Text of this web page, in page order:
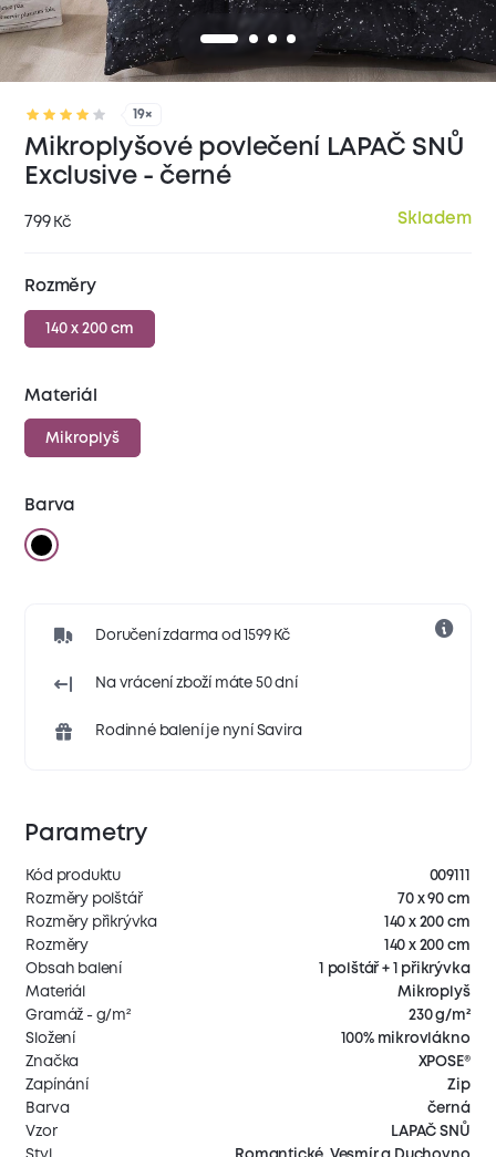
19×
Mikroplyšové povlečení LAPAČ SNŮ
Exclusive - černé
799 Kč Skladem
Rozměry
140 x 200 cm
Materiál
Mikroplyš
Barva
Doručení zdarma od 1599 Kč
Na vrácení zboží máte 50 dní
Rodinné balení je nyní Savira
Parametry
Kód produktu
009111
Rozměry polštář
70 x 90 cm
Rozměry přikrývka
140 x 200 cm
Rozměry
140 x 200 cm
Obsah balení
1 polštář + 1 přikrývka
Materiál
Mikroplyš
Gramáž - g/m²
230 g/m²
Složení
100% mikrovlákno
Značka
XPOSE®
Zapínání
Zip
Barva
černá
Vzor
LAPAČ SNŮ